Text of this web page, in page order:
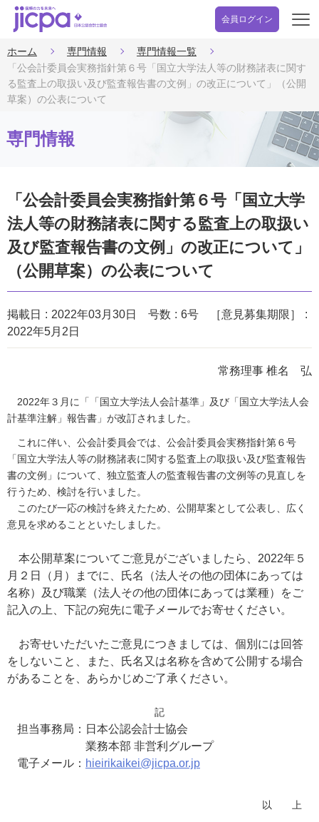
会員ログイン
開
ホーム 専門情報
専門情報一覧
「公会計委員会実務指針第６号「国立大学法人等の財務諸表に関す
る監査上の取扱い及び監査報告書の文例」の改正について」（公開
草案）の公表について
専門情報
「公会計委員会実務指針第６号「国立大学
法人等の財務諸表に関する監査上の取扱い
及び監査報告書の文例」の改正について」
（公開草案）の公表について
掲載日 2022年03月30日 号数 6号
［意見募集期限］
2022年5月2日
常務理事 椎名 弘
2022年３月に「「国立大学法人会計基準」及び「国立大学法人会
計基準注解」報告書」が改訂されました。
これに伴い、公会計委員会では、公会計委員会実務指針第６号
「国立大学法人等の財務諸表に関する監査上の取扱い及び監査報告
書の文例」について、独立監査人の監査報告書の文例等の見直しを
行うため、検討を行いました。
このたび一応の検討を終えたため、公開草案として公表し、広く
意見を求めることといたしました。
本公開草案についてご意見がございましたら、2022年５
月２日（月）までに、氏名（法人その他の団体にあっては
名称）及び職業（法人その他の団体にあっては業種）をご
記入の上、下記の宛先に電子メールでお寄せください。
お寄せいただいたご意見につきましては、個別には回答
をしないこと、また、氏名又は名称を含めて公開する場合
があることを、あらかじめご了承ください。
記
担当事務局：日本公認会計士協会
業務本部 非営利グループ
電子メール： hieirikaikei@jicpa.or.jp
以 上